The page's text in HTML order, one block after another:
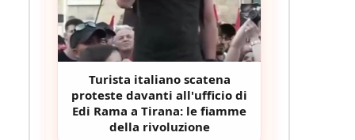
Turista italiano scatena
proteste davanti all'ufficio di
Edi Rama a Tirana: le fiamme
della rivoluzione